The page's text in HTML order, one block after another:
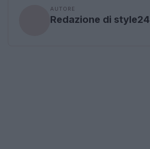
AUTORE
Redazione di style24